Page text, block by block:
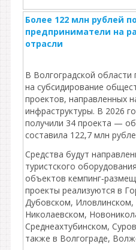
Более 122 млн рублей
предприниматели на
отрасли
В Волгоградской области
на субсидирование
проектов, направленных
инфраструктуры. В 2026
получили 34 проекта —
составила 122,7 млн
Средства будут
туристского
объектов
проекты реализуются в
Дубовском,
Николаевском,
Среднеахтубинском,
также в Волгограде,